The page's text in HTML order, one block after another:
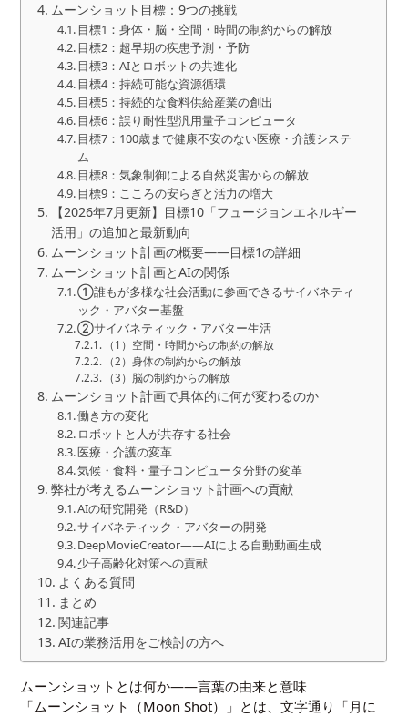
ムーンショット目標：9つの挑戦
目標1：身体・脳・空間・時間の制約からの解放
目標2：超早期の疾患予測・予防
目標3：AIとロボットの共進化
目標4：持続可能な資源循環
目標5：持続的な食料供給産業の創出
目標6：誤り耐性型汎用量子コンピュータ
目標7：100歳まで健康不安のない医療・介護システ
ム
目標8：気象制御による自然災害からの解放
目標9：こころの安らぎと活力の増大
【2026年7月更新】目標10「フュージョンエネルギー
活用」の追加と最新動向
ムーンショット計画の概要――目標1の詳細
ムーンショット計画とAIの関係
①誰もが多様な社会活動に参画できるサイバネティ
ック・アバター基盤
②サイバネティック・アバター生活
（1）空間・時間からの制約の解放
（2）身体の制約からの解放
（3）脳の制約からの解放
ムーンショット計画で具体的に何が変わるのか
働き方の変化
ロボットと人が共存する社会
医療・介護の変革
気候・食料・量子コンピュータ分野の変革
弊社が考えるムーンショット計画への貢献
AIの研究開発（R&D）
サイバネティック・アバターの開発
DeepMovieCreator――AIによる自動動画生成
少子高齢化対策への貢献
よくある質問
まとめ
関連記事
AIの業務活用をご検討の方へ
ムーンショットとは何か――言葉の由来と意味
「ムーンショット（Moon Shot）」とは、文字通り「月に